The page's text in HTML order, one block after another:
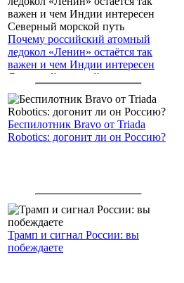
Почему российский атомный
ледокол «Ленин» остаётся так
важен и чем Индии интересен
Северный морской путь
Беспилотник Bravo от Triada
Robotics: догонит ли он Россию?
Трамп и сигнал России: вы
побеждаете